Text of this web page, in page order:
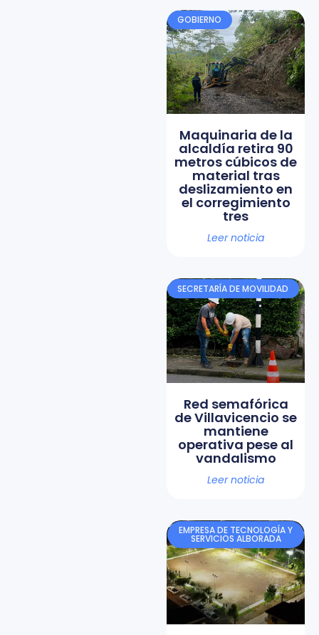
GOBIERNO
Maquinaria de la
alcaldía retira 90
metros cúbicos de
material tras
deslizamiento en
el corregimiento
tres
Leer noticia
SECRETARÍA DE MOVILIDAD
Red semafórica
de Villavicencio se
mantiene
operativa pese al
vandalismo
Leer noticia
EMPRESA DE TECNOLOGÍA Y
SERVICIOS ALBORADA